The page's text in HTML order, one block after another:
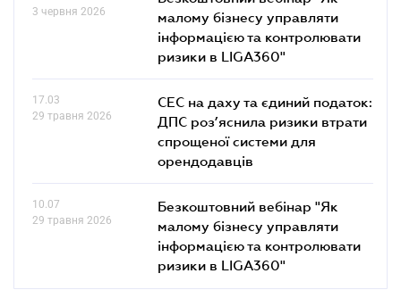
3 червня 2026
малому бізнесу управляти
інформацією та контролювати
ризики в LIGA360"
17.03
29 травня 2026
СЕС на даху та єдиний податок:
ДПС роз’яснила ризики втрати
спрощеної системи для
орендодавців
10.07
29 травня 2026
Безкоштовний вебінар "Як
малому бізнесу управляти
інформацією та контролювати
ризики в LIGA360"